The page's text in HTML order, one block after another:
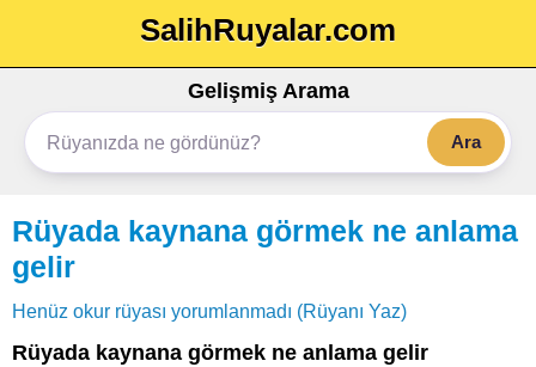
SalihRuyalar.com
Gelişmiş Arama
Ara
Rüyada kaynana görmek ne anlama
gelir
Henüz okur rüyası yorumlanmadı (Rüyanı Yaz)
Rüyada kaynana görmek ne anlama gelir